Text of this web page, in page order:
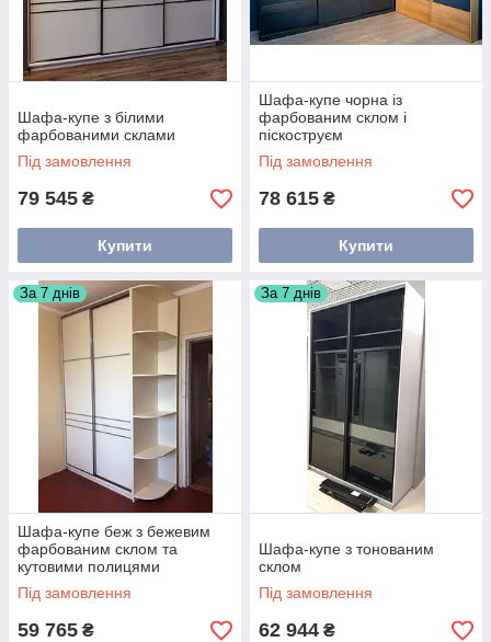
Шафа-купе з білими
фарбованими склами
Під замовлення
79 545 ₴
Купити
Шафа-купе чорна із
фарбованим склом і
піскоструєм
Під замовлення
78 615 ₴
Купити
За 7 днів
Шафа-купе беж з бежевим
фарбованим склом та
кутовими полицями
Під замовлення
59 765 ₴
За 7 днів
Шафа-купе з тонованим
склом
Під замовлення
62 944 ₴